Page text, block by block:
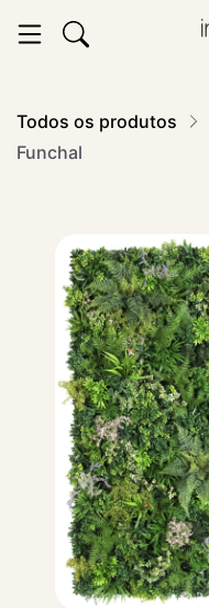
Todos os produtos
Funchal